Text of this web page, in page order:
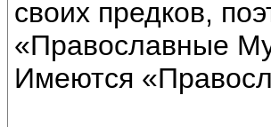
своих предков,
«Православные
Имеются